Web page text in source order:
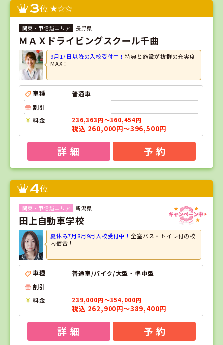
3位
長野県
ＭＡＸドライビングスクール千曲
9月17日以降の入校受付中！特典と施設が抜群の充実度
MAX！
車種
普通車
割引
料金
236,363円～360,454円
税込 260,000円～396,500円
詳 細 予 約
4位
新潟県
田上自動車学校
夏休み7月8月9月入校受付中！全室バス・トイレ付の校
内宿舎！
車種
普通車/バイク/大型・準中型
割引
料金
239,000円～354,000円
税込 262,900円～389,400円
詳 細 予 約